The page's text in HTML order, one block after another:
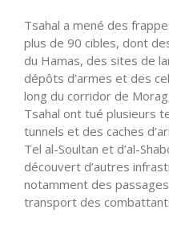
Tsahal a mené des
plus de 90 cibles, dont
du Hamas, des sites de
dépôts d’armes et des
long du corridor de
Tsahal ont tué plusieurs
tunnels et des caches
Tel al-Soultan et d’al-
découvert d’autres
notamment des
transport des